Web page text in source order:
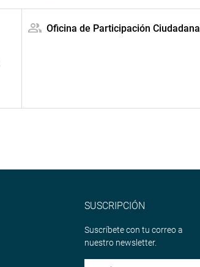
Oficina de Participación Ciudadana
SUSCRIPCIÓN
Suscríbete con tu correo a
nuestro newsletter.